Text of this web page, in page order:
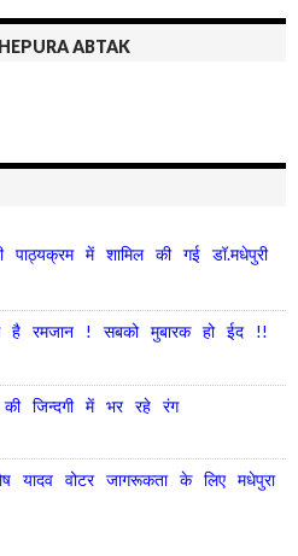
ABTAK
पाठ्यक्रम में शामिल की गई डॉ.मधेपुरी
है रमजान ! सबको मुबारक हो ईद !!
की जिन्दगी में भर रहे रंग
यादव वोटर जागरूकता के लिए मधेपुरा